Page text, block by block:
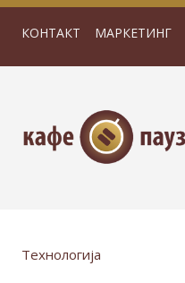
КОНТАКТ МАРКЕТИНГ
Технологија